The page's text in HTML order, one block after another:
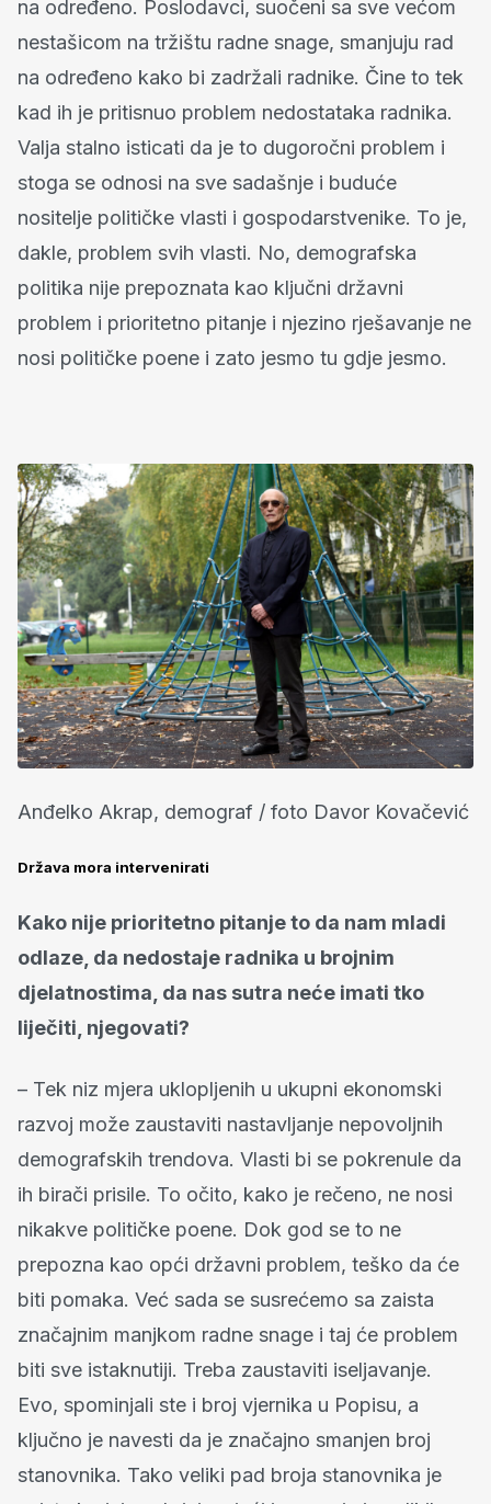
na određeno. Poslodavci, suočeni sa sve većom
nestašicom na tržištu radne snage, smanjuju rad
na određeno kako bi zadržali radnike. Čine to tek
kad ih je pritisnuo problem nedostataka radnika.
Valja stalno isticati da je to dugoročni problem i
stoga se odnosi na sve sadašnje i buduće
nositelje političke vlasti i gospodarstvenike. To je,
dakle, problem svih vlasti. No, demografska
politika nije prepoznata kao ključni državni
problem i prioritetno pitanje i njezino rješavanje ne
nosi političke poene i zato jesmo tu gdje jesmo.
Anđelko Akrap, demograf / foto Davor Kovačević
Država mora intervenirati
Kako nije prioritetno pitanje to da nam mladi
odlaze, da nedostaje radnika u brojnim
djelatnostima, da nas sutra neće imati tko
liječiti, njegovati?
– Tek niz mjera uklopljenih u ukupni ekonomski
razvoj može zaustaviti nastavljanje nepovoljnih
demografskih trendova. Vlasti bi se pokrenule da
ih birači prisile. To očito, kako je rečeno, ne nosi
nikakve političke poene. Dok god se to ne
prepozna kao opći državni problem, teško da će
biti pomaka. Već sada se susrećemo sa zaista
značajnim manjkom radne snage i taj će problem
biti sve istaknutiji. Treba zaustaviti iseljavanje.
Evo, spominjali ste i broj vjernika u Popisu, a
ključno je navesti da je značajno smanjen broj
stanovnika. Tako veliki pad broja stanovnika je